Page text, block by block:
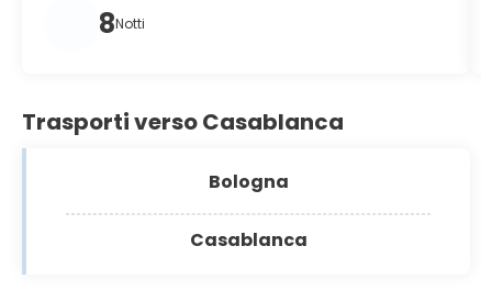
8Notti
Trasporti verso Casablanca
Bologna
Casablanca